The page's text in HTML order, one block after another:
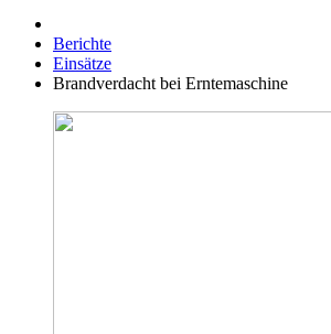
Berichte
Einsätze
Brandverdacht bei Erntemaschine